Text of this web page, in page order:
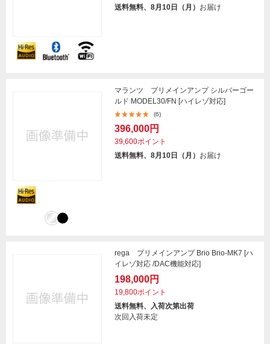
送料無料、8月10日（月） お届け
マランツ プリメインアンプ シルバーゴー
ルド MODEL30/FN [ハイレゾ対応]
(6)
396,000円
39,600ポイント
送料無料、8月10日（月） お届け
rega プリメインアンプ Brio Brio-MK7 [ハ
イレゾ対応 /DAC機能対応]
198,000円
19,800ポイント
送料無料、入荷次第出荷
次回入荷未定